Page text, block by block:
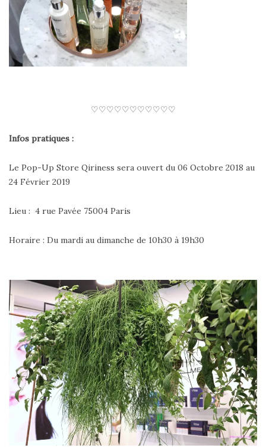
♡♡♡♡♡♡♡♡♡♡♡
Infos pratiques :
Le Pop-Up Store Qiriness sera ouvert du 06 Octobre 2018 au
24 Février 2019
Lieu : 4 rue Pavée 75004 Paris
Horaire : Du mardi au dimanche de 10h30 à 19h30